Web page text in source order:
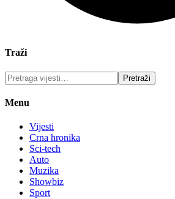
Traži
Menu
Vijesti
Crna hronika
Sci-tech
Auto
Muzika
Showbiz
Sport